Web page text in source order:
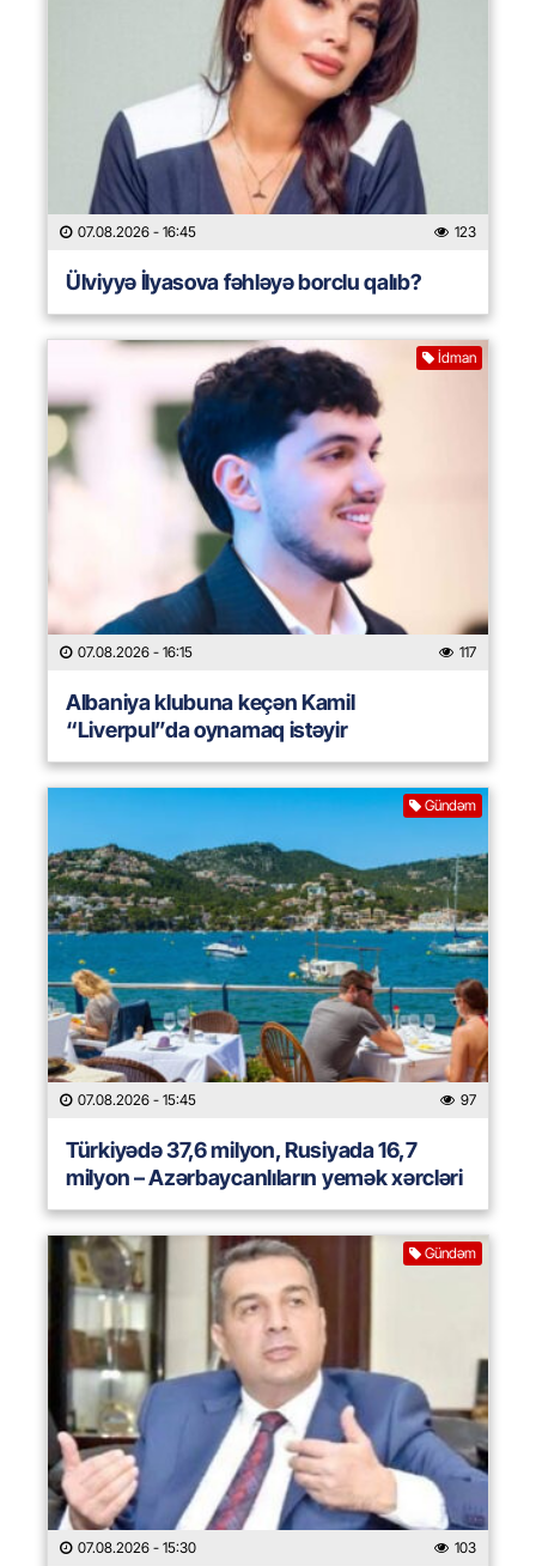
07.08.2026 - 16:45 123
Ülviyyə İlyasova fəhləyə borclu qalıb?
İdman
07.08.2026 - 16:15 117
Albaniya klubuna keçən Kamil
“Liverpul”da oynamaq istəyir
Gündəm
07.08.2026 - 15:45 97
Türkiyədə 37,6 milyon, Rusiyada 16,7
milyon – Azərbaycanlıların yemək xərcləri
Gündəm
07.08.2026 - 15:30 103